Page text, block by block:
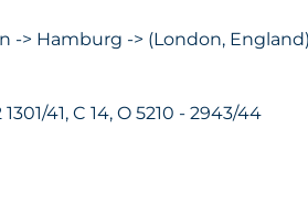
-> Hamburg -> (London, England)
1301/41, C 14, O 5210 - 2943/44